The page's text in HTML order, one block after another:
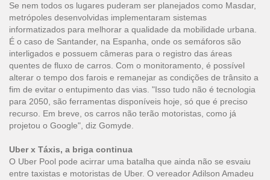
Se nem todos os lugares puderam ser planejados como Masdar,
metrópoles desenvolvidas implementaram sistemas
informatizados para melhorar a qualidade da mobilidade urbana.
É o caso de Santander, na Espanha, onde os semáforos são
interligados e possuem câmeras para o registro das áreas
quentes de fluxo de carros. Com o monitoramento, é possível
alterar o tempo dos farois e remanejar as condições de trânsito a
fim de evitar o entupimento das vias. "Isso tudo não é tecnologia
para 2050, são ferramentas disponíveis hoje, só que é preciso
recurso. Em breve, os carros não terão motoristas, como já
projetou o Google", diz Gomyde.
Uber x Táxis, a briga continua
O Uber Pool pode acirrar uma batalha que ainda não se esvaiu
entre taxistas e motoristas de Uber. O vereador Adilson Amadeu